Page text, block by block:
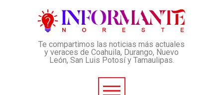
Te compartimos las noticias más actuales
y veraces de Coahuila, Durango, Nuevo
León, San Luis Potosí y Tamaulipas.